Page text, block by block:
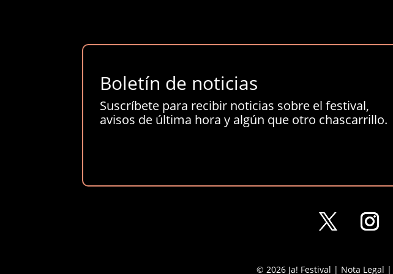
Boletín de noticias
Suscríbete para recibir noticias sobre el festival,
avisos de última hora y algún que otro chascarrillo.
© 2026 Ja! Festival | Nota Legal |